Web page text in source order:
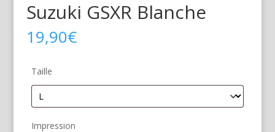
Suzuki GSXR Blanche
19,90€
Taille
Impression